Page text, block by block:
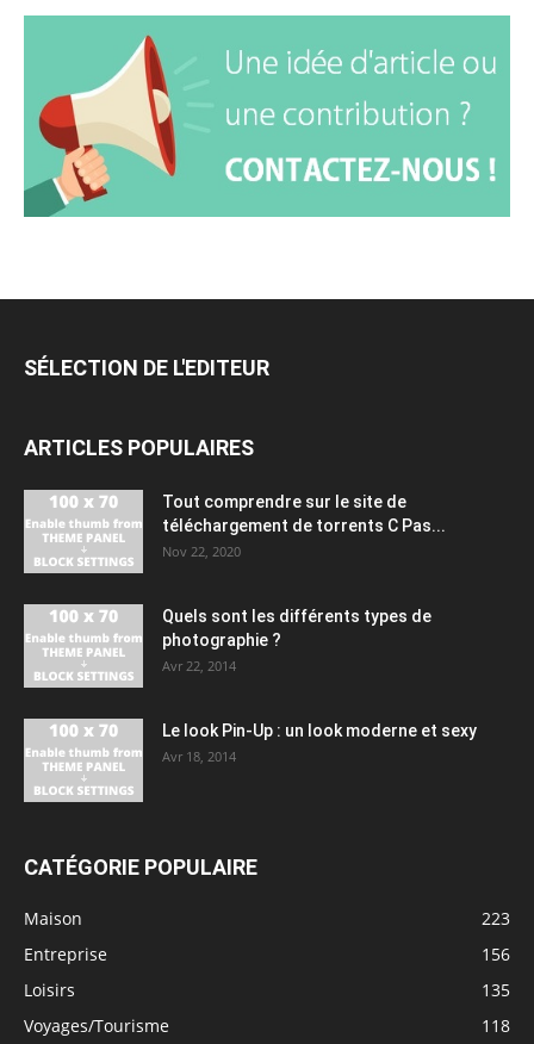
SÉLECTION DE L'EDITEUR
ARTICLES POPULAIRES
Tout comprendre sur le site de
téléchargement de torrents C Pas...
Nov 22, 2020
Quels sont les différents types de
photographie ?
Avr 22, 2014
Le look Pin-Up : un look moderne et sexy
Avr 18, 2014
CATÉGORIE POPULAIRE
Maison
223
Entreprise
156
Loisirs
135
Voyages/Tourisme
118